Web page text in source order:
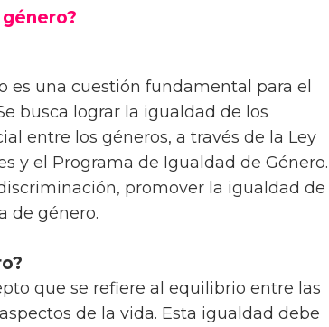
es una cuestión fundamental para el
busca lograr la igualdad de los
entre los géneros, a través de la Ley
y el Programa de Igualdad de Género.
promover la igualdad de
de género.
que se refiere al equilibrio entre las
de la vida. Esta igualdad debe